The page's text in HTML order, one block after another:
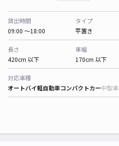
貸出時間
09:00 〜18:00
タイプ
平置き
長さ
420cm 以下
車幅
170cm 以下
対応車種
オートバイ軽自動車コンパクトカー中型車